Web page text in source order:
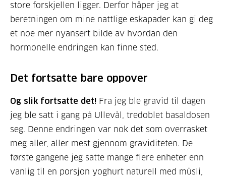
store forskjellen ligger. Derfor håper jeg at
beretningen om mine nattlige eskapader kan gi deg
et noe mer nyansert bilde av hvordan den
hormonelle endringen kan finne sted.
Det fortsatte bare oppover
Og slik fortsatte det! Fra jeg ble gravid til dagen
jeg ble satt i gang på Ullevål, tredoblet basaldosen
seg. Denne endringen var nok det som overrasket
meg aller, aller mest gjennom graviditeten. De
første gangene jeg satte mange flere enheter enn
vanlig til en porsjon yoghurt naturell med müsli,